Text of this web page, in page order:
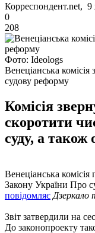
Корреспондент.net,
0
208
Фото: Ideologs
Венеціанська
судову реформу
Комісія
скоротити
суду, а
Венеціанська
Закону України Про
повідомляє
Звіт затвердили на
До законопроекту